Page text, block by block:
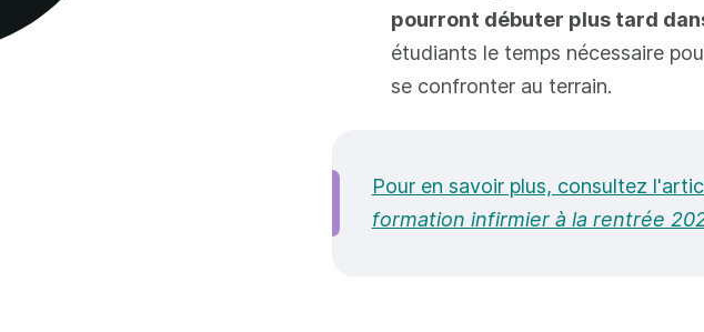
pourront débuter plus tard
étudiants le temps nécessaire
se confronter au terrain.
Pour en savoir plus, consultez
formation infirmier à la rentrée